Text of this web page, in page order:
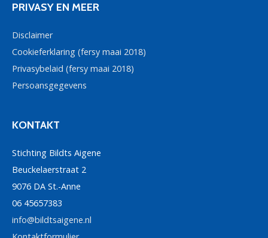
PRIVASY EN MEER
Disclaimer
Cookieferklaring (fersy maai 2018)
Privasybelaid (fersy maai 2018)
Persoansgegevens
KONTAKT
Stichting Bildts Aigene
Beuckelaerstraat 2
9076 DA St.-Anne
06 45657383
info@bildtsaigene.nl